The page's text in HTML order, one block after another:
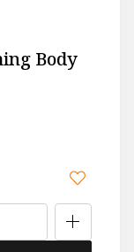
Body